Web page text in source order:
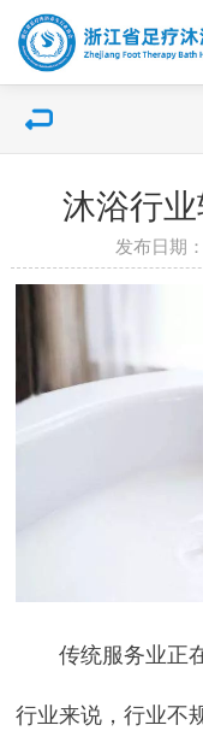
沐浴行
发布日期
传统服务业正在
行业来说，行业不